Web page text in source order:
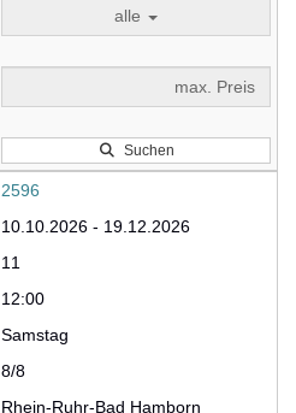
alle
Suchen
2596
10.10.2026 - 19.12.2026
11
12:00
Samstag
8/8
Rhein-Ruhr-Bad Hamborn